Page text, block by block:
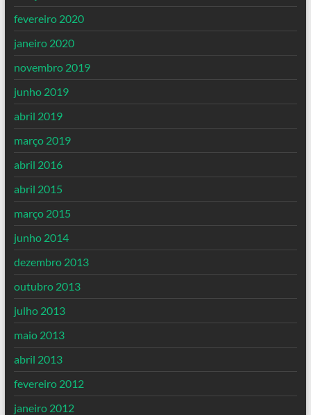
fevereiro 2020
janeiro 2020
novembro 2019
junho 2019
abril 2019
março 2019
abril 2016
abril 2015
março 2015
junho 2014
dezembro 2013
outubro 2013
julho 2013
maio 2013
abril 2013
fevereiro 2012
janeiro 2012